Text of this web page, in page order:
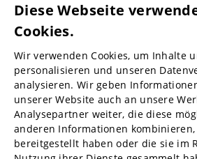
Privatsphäre einsetzen, finden
Datenschutzerklärung
Absenden
Diese Webseite
Cookies.
Wir verwenden Cookies, um Inhalte
personalisieren und unseren
analysieren. Wir geben
unserer Website auch an unsere
Analysepartner weiter, die diese
anderen Informationen
bereitgestellt haben oder die sie im